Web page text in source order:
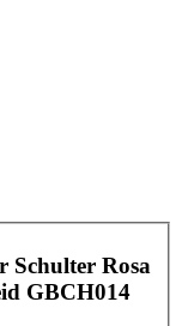
Schulter Rosa
GBCH014